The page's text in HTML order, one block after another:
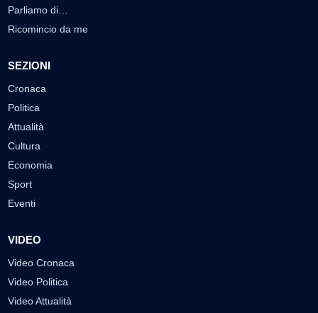
Parliamo di…
Ricomincio da me
SEZIONI
Cronaca
Politica
Attualità
Cultura
Economia
Sport
Eventi
VIDEO
Video Cronaca
Video Politica
Video Attualità